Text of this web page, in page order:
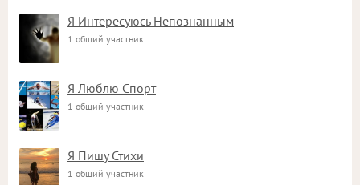
Я Интересуюсь Непознанным
1 общий участник
Я Люблю Спорт
1 общий участник
Я Пишу Стихи
1 общий участник